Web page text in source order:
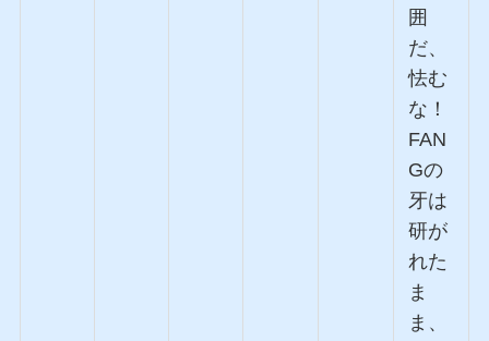
囲
だ、
怯む
な！
FAN
Gの
牙は
研が
れた
ま
ま、